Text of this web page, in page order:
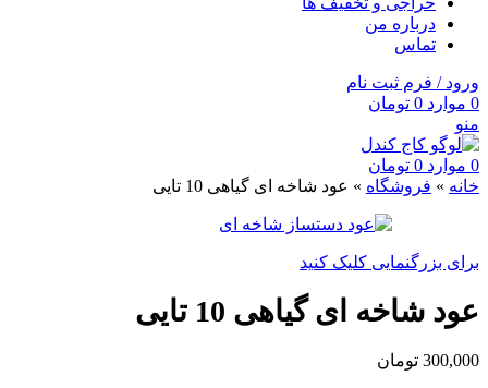
درباره من
تماس
ورود / فرم ثبت نام
0 موارد 0 تومان
منو
0 موارد 0 تومان
خانه » فروشگاه » عود شاخه ای گیاهی 10 تایی
برای بزرگنمایی کلیک کنید
عود شاخه ای گیاهی 10 تایی
300,000 تومان